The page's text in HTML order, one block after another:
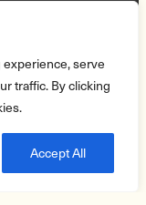
serve
traffic. By clicking
Accept All
des enfants